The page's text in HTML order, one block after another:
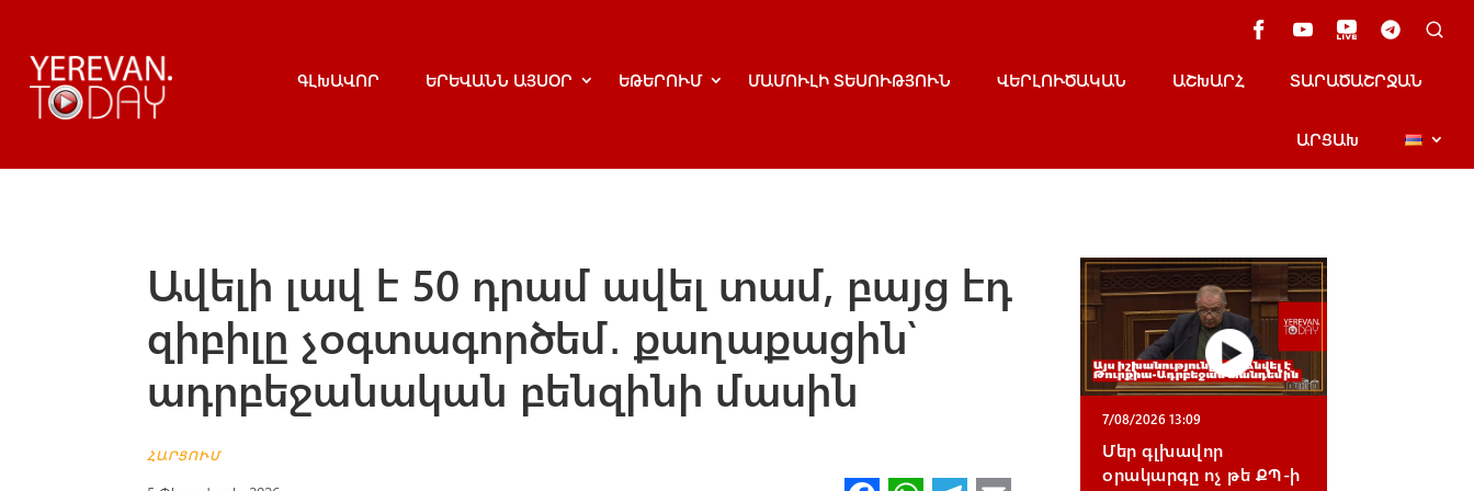
ԳԼԽԱՎՈՐ ԵՐԵՎԱՆՆ ԱՅՍՕՐ ԵԹԵՐՈՒՄ ՄԱՄՈՒԼԻ ՏԵՍՈՒԹՅՈՒՆ ՎԵՐԼՈՒԾԱԿԱՆ ԱՇԽԱՐՀ ՏԱՐԱԾԱՇՐՋԱՆ
ԱՐՑԱԽ
Ավելի լավ է 50 դրամ ավել տամ, բայց էդ
զիբիլը չօգտագործեմ․ քաղաքացին՝
ադրբեջանական բենզինի մասին
ՀԱՐՑՈՒՄ
7/08/2026 13:09
Մեր գլխավոր
օրակարգը ոչ թե ՔՊ-ի